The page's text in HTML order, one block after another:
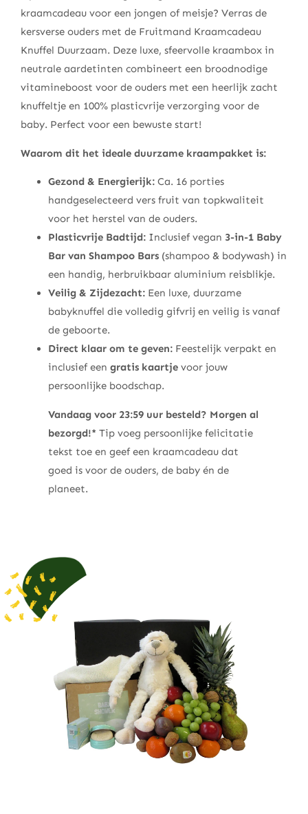
kraamcadeau voor een jongen of meisje? Verras de
kersverse ouders met de Fruitmand Kraamcadeau
Knuffel Duurzaam. Deze luxe, sfeervolle kraambox in
neutrale aardetinten combineert een broodnodige
vitamineboost voor de ouders met een heerlijk zacht
knuffeltje en 100% plasticvrije verzorging voor de
baby. Perfect voor een bewuste start!
Waarom dit het ideale duurzame kraampakket is:
Gezond & Energierijk: Ca. 16 porties
handgeselecteerd vers fruit van topkwaliteit
voor het herstel van de ouders.
Plasticvrije Badtijd: Inclusief vegan 3-in-1 Baby
Bar van Shampoo Bars (shampoo & bodywash) in
een handig, herbruikbaar aluminium reisblikje.
Veilig & Zijdezacht: Een luxe, duurzame
babyknuffel die volledig gifvrij en veilig is vanaf
de geboorte.
Direct klaar om te geven: Feestelijk verpakt en
inclusief een gratis kaartje voor jouw
persoonlijke boodschap.
Vandaag voor 23:59 uur besteld? Morgen al
bezorgd!* Tip voeg persoonlijke felicitatie
tekst toe en geef een kraamcadeau dat
goed is voor de ouders, de baby én de
planeet.